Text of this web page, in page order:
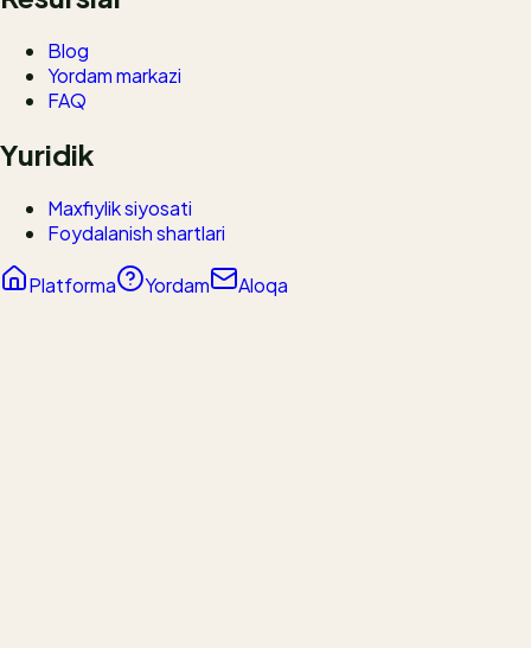
Blog
Yordam markazi
FAQ
Yuridik
Maxfiylik siyosati
Foydalanish shartlari
Platforma Yordam Aloqa